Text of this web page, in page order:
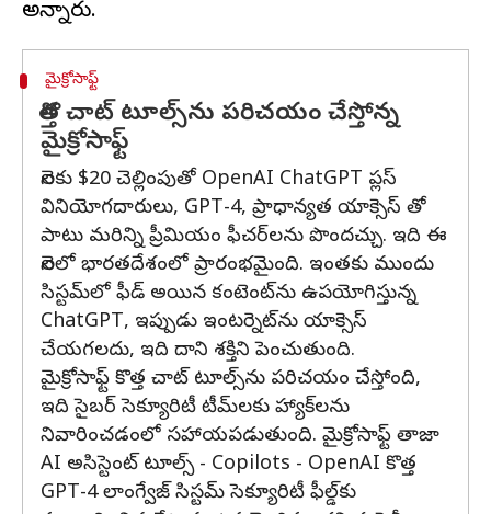
మైక్రోసాఫ్ట్
కొత్త చాట్ టూల్స్‌ను పరిచయం చేస్తోన్న
మైక్రోసాఫ్ట్
నెలకు $20 చెల్లింపుతో OpenAI ChatGPT ప్లస్
వినియోగదారులు, GPT-4, ప్రాధాన్యత యాక్సెస్ తో
పాటు మరిన్ని ప్రీమియం ఫీచర్‌లను పొందచ్చు. ఇది ఈ
నెలలో భారతదేశంలో ప్రారంభమైంది. ఇంతకు ముందు
సిస్టమ్‌లో ఫీడ్ అయిన కంటెంట్‌ను ఉపయోగిస్తున్న
ChatGPT, ఇప్పుడు ఇంటర్నెట్‌ను యాక్సెస్
చేయగలదు, ఇది దాని శక్తిని పెంచుతుంది.
మైక్రోసాఫ్ట్ కొత్త చాట్ టూల్స్‌ను పరిచయం చేస్తోంది,
ఇది సైబర్‌ సెక్యూరిటీ టీమ్‌లకు హ్యాక్‌లను
నివారించడంలో సహాయపడుతుంది. మైక్రోసాఫ్ట్ తాజా
AI అసిస్టెంట్ టూల్స్ - Copilots - OpenAI కొత్త
GPT-4 లాంగ్వేజ్ సిస్టమ్ సెక్యూరిటీ ఫీల్డ్‌కు